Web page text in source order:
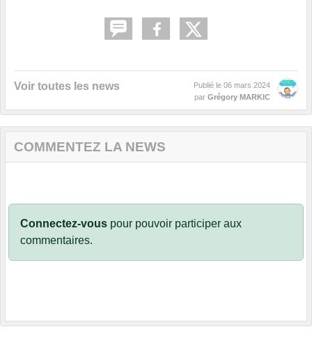
Voir toutes les news Publié le 06 mars 2024
par Grégory MARKIC
COMMENTEZ LA NEWS
Connectez-vous pour pouvoir participer aux
commentaires.